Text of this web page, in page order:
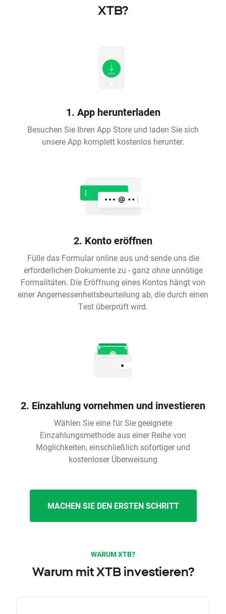
XTB?
1. App herunterladen
Besuchen Sie Ihren App Store und laden Sie sich
unsere App komplett kostenlos herunter.
2. Konto eröffnen
Fülle das Formular online aus und sende uns die
erforderlichen Dokumente zu - ganz ohne unnötige
Formalitäten. Die Eröffnung eines Kontos hängt von
einer Angemessenheitsbeurteilung ab, die durch einen
Test überprüft wird.
2. Einzahlung vornehmen und investieren
Wählen Sie eine für Sie geeignete
Einzahlungsmethode aus einer Reihe von
Möglichkeiten, einschließlich sofortiger und
kostenloser Überweisung
MACHEN SIE DEN ERSTEN SCHRITT
WARUM XTB?
Warum mit XTB investieren?